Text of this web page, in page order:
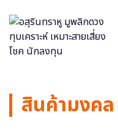
สินค้ามงคล